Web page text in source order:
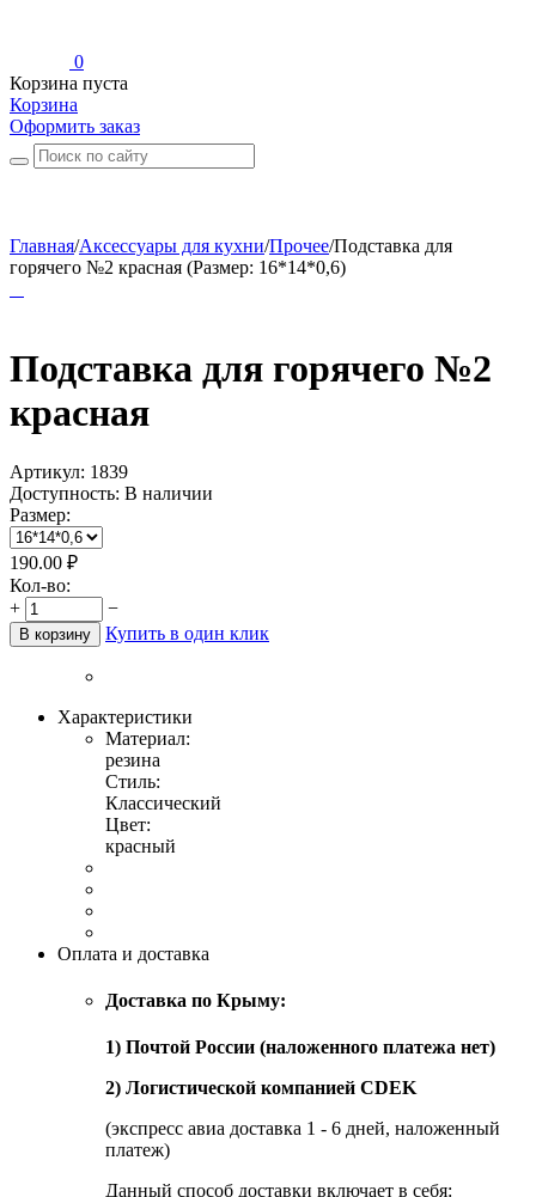
0
Корзина пуста
Корзина
Оформить заказ
Главная/Аксессуары для кухни/Прочее/Подставка для
горячего №2 красная (Размер: 16*14*0,6)
Подставка для горячего №2
красная
Артикул: 1839
Доступность: В наличии
Размер:
190.00 ₽
Кол-во:
+
−
В корзину Купить в один клик
Характеристики
Материал:
резина
Стиль:
Классический
Цвет:
красный
Оплата и доставка
Доставка по Крыму:
1) Почтой России (наложенного платежа нет)
2) Логистической компанией CDEK
(экспресс авиа доставка 1 - 6 дней, наложенный
платеж)
Данный способ доставки включает в себя: